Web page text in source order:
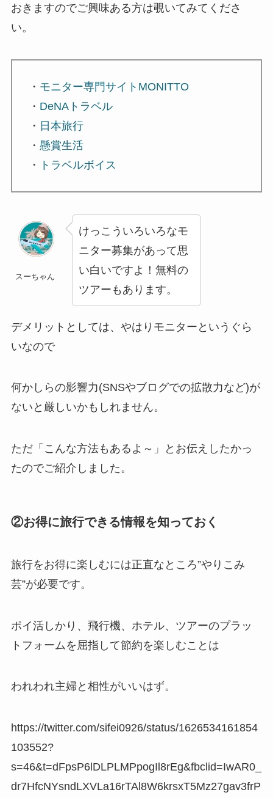
おきますのでご興味ある方は覗いてみてくださ
い。
・ モニター専門サイトMONITTO
・ DeNAトラベル
・ 日本旅行
・ 懸賞生活
・
トラベルボイス
スーちゃん
けっこういろいろなモ
ニター募集があって思
い白いですよ！無料の
ツアーもあります。
デメリットとしては、やはりモニターというぐら
いなので
何かしらの影響力(SNSやブログでの拡散力など)が
ないと厳しいかもしれません。
ただ「こんな方法もあるよ～」とお伝えしたかっ
たのでご紹介しました。
②お得に旅行できる情報を知っておく
旅行をお得に楽しむには正直なところ”やりこみ
芸”が必要です。
ポイ活しかり、飛行機、ホテル、ツアーのプラッ
トフォームを屈指して節約を楽しむことは
われわれ主婦と相性がいいはず。
https://twitter.com/sifei0926/status/1626534161854
103552?
s=46&t=dFpsP6lDLPLMPpogIl8rEg&fbclid=IwAR0_
dr7HfcNYsndLXVLa16rTAl8W6krsxT5Mz27gav3frP